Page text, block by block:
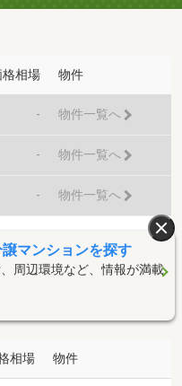
格相場 物件
- 物件一覧へ
- 物件一覧へ
- 物件一覧へ
相場 物件
マンションを探す
周辺環境など、情報が満載